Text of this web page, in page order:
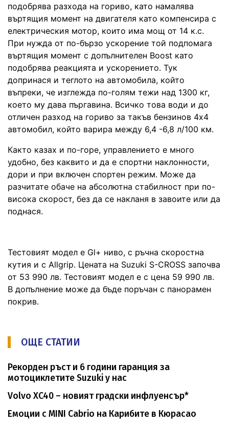
подобрява разхода на гориво, като намалява
въртящия момент на двигателя като компенсира с
електрическия мотор, които има мощ от 14 к.с.
При нужда от по-бързо ускорение той подпомага
въртящия момент с допълнителен Boost като
подобрява реакцията и ускорението. Тук
допринася и теглото на автомобила, който
въпреки, че изглежда по-голям тежи над 1300 кг,
което му дава пъргавина. Всичко това води и до
отличен разход на гориво за такъв бензинов 4х4
автомобил, който варира между 6,4 -6,8 л/100 км.
Както казах и по-горе, управлението е много
удобно, без каквито и да е спортни наклонности,
дори и при включен спортен режим. Може да
разчитате обаче на абсолютна стабилност при по-
висока скорост, без да се накланя в завоите или да
поднася.
Тестовият модел е Gl+ ниво, с ръчна скоростна
кутия и с Allgrip. Цената на Suzuki S-CROSS започва
от 53 990 лв. Тестовият модел е с цена 59 990 лв.
В допълнение може да бъде поръчан с панорамен
покрив.
ОЩЕ СТАТИИ
Рекорден ръст и 6 години гаранция за
мотоциклетите Suzuki у нас
Volvo XC40 – новият градски инфлуенсър*
Емоции с MINI Cabrio на Карибите в Кюрасао